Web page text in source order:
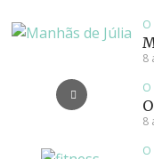
O
8
O
8
O